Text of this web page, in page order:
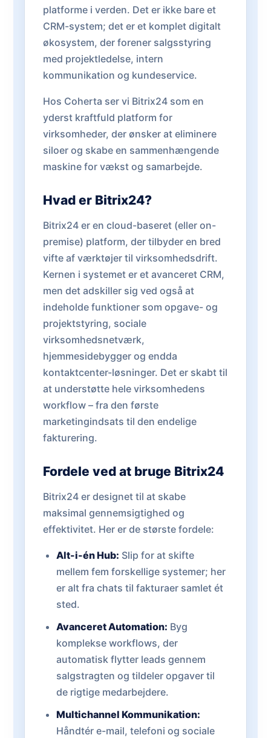
platforme i verden. Det er ikke bare et
CRM-system; det er et komplet digitalt
økosystem, der forener salgsstyring
med projektledelse, intern
kommunikation og kundeservice.
Hos Coherta ser vi Bitrix24 som en
yderst kraftfuld platform for
virksomheder, der ønsker at eliminere
siloer og skabe en sammenhængende
maskine for vækst og samarbejde.
Hvad er Bitrix24?
Bitrix24 er en cloud-baseret (eller on-
premise) platform, der tilbyder en bred
vifte af værktøjer til virksomhedsdrift.
Kernen i systemet er et avanceret CRM,
men det adskiller sig ved også at
indeholde funktioner som opgave- og
projektstyring, sociale
virksomhedsnetværk,
hjemmesidebygger og endda
kontaktcenter-løsninger. Det er skabt til
at understøtte hele virksomhedens
workflow – fra den første
marketingindsats til den endelige
fakturering.
Fordele ved at bruge Bitrix24
Bitrix24 er designet til at skabe
maksimal gennemsigtighed og
effektivitet. Her er de største fordele:
Alt-i-én Hub: Slip for at skifte
mellem fem forskellige systemer; her
er alt fra chats til fakturaer samlet ét
sted.
Avanceret Automation: Byg
komplekse workflows, der
automatisk flytter leads gennem
salgstragten og tildeler opgaver til
de rigtige medarbejdere.
Multichannel Kommunikation:
Håndtér e-mail, telefoni og sociale